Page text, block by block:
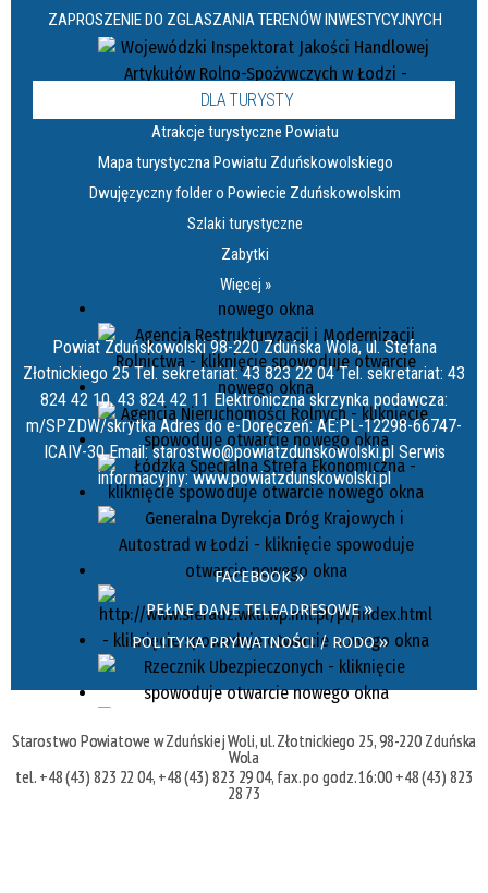
ZAPROSZENIE DO ZGLASZANIA TERENÓW INWESTYCYJNYCH
DLA TURYSTY
Atrakcje turystyczne Powiatu
Mapa turystyczna Powiatu Zduńskowolskiego
Dwujęzyczny folder o Powiecie Zduńskowolskim
Szlaki turystyczne
Zabytki
Więcej »
Powiat Zduńskowolski 98-220 Zduńska Wola, ul. Stefana
Złotnickiego 25 Tel. sekretariat: 43 823 22 04 Tel. sekretariat: 43
824 42 10, 43 824 42 11 Elektroniczna skrzynka podawcza:
m/SPZDW/skrytka Adres do e-Doręczeń: AE:PL-12298-66747-
ICAIV-30 Email: starostwo@powiatzdunskowolski.pl Serwis
informacyjny: www.powiatzdunskowolski.pl
FACEBOOK »
PEŁNE DANE TELEADRESOWE »
POLITYKA PRYWATNOŚCI / RODO »
Starostwo Powiatowe w Zduńskiej Woli, ul. Złotnickiego 25, 98-220 Zduńska
Wola
tel. +48 (43) 823 22 04, +48 (43) 823 29 04, fax. po godz. 16:00 +48 (43) 823
28 73